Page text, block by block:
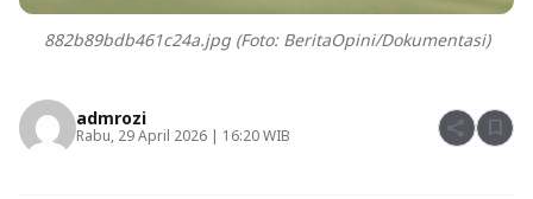
882b89bdb461c24a.jpg (Foto: BeritaOpini/Dokumentasi)
admrozi
Rabu, 29 April 2026 | 16:20 WIB share bookmark